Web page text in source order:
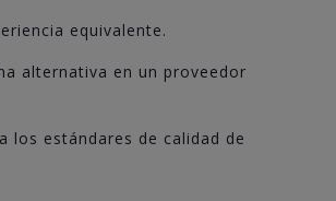
equivalente.
alternativa en un proveedor
los estándares de calidad de